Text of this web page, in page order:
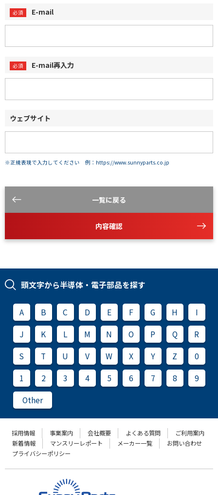
E-mail
E-mail再入力
ウェブサイト
※正規表現で入力してください 例：https://www.sunnyparts.co.jp
一覧に戻る
内容確認
頭文字から半導体・電子部品を探す
A B C D E F G H
I
J
K L M N O P Q
R
S
T U V W X Y Z
0
1
2 3 4 5 6 7 8
9
Other
採用情報 事業案内 会社概要 よくある質問
ご利用案内
新着情報
マンスリーレポート メーカー一覧
お問い合わせ
プライバシーポリシー